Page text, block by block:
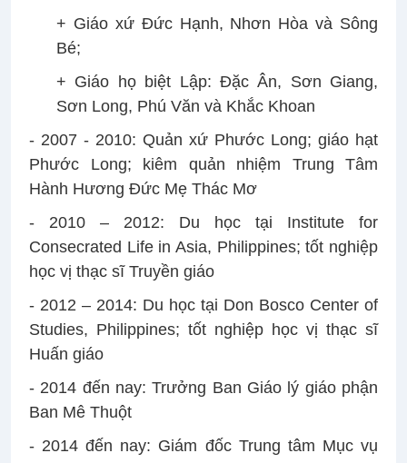
+ Giáo xứ Đức Hạnh, Nhơn Hòa và Sông
Bé;
+ Giáo họ biệt Lập: Đặc Ân, Sơn Giang,
Sơn Long, Phú Văn và Khắc Khoan
- 2007 - 2010: Quản xứ Phước Long; giáo hạt
Phước Long; kiêm quản nhiệm Trung Tâm
Hành Hương Đức Mẹ Thác Mơ
- 2010 – 2012: Du học tại Institute for
Consecrated Life in Asia, Philippines; tốt nghiệp
học vị thạc sĩ Truyền giáo
- 2012 – 2014: Du học tại Don Bosco Center of
Studies, Philippines; tốt nghiệp học vị thạc sĩ
Huấn giáo
- 2014 đến nay: Trưởng Ban Giáo lý giáo phận
Ban Mê Thuột
- 2014 đến nay: Giám đốc Trung tâm Mục vụ